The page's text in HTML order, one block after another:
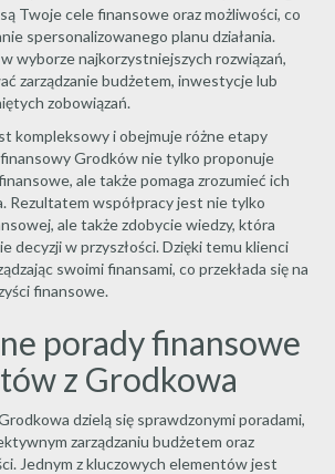
Twoje cele finansowe oraz możliwości, co
spersonalizowanego planu działania.
wyborze najkorzystniejszych rozwiązań,
zarządzanie budżetem, inwestycje lub
zobowiązań.
kompleksowy i obejmuje różne etapy
Grodków nie tylko proponuje
ale także pomaga zrozumieć ich
Rezultatem współpracy jest nie tylko
ale także zdobycie wiedzy, która
decyzji w przyszłości. Dzięki temu klienci
swoimi finansami, co przekłada się na
finansowe.
porady finansowe
z Grodkowa
dzielą się sprawdzonymi poradami,
zarządzaniu budżetem oraz
Jednym z kluczowych elementów jest